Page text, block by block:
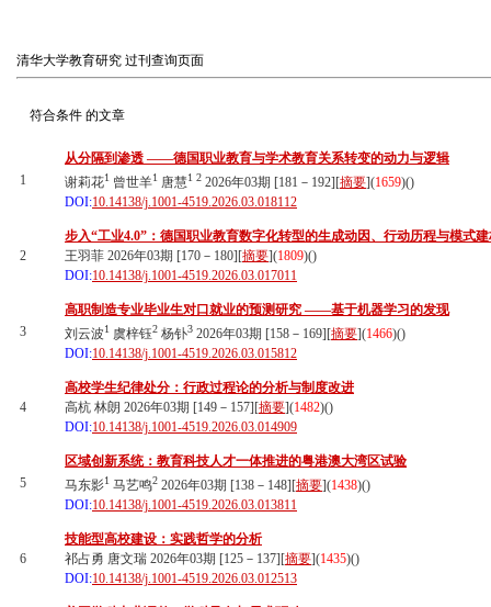
清华大学教育研究 过刊查询页面
符合条件 的文章
1
从分隔到渗透 ——德国职业教育与学术教育关系转变的动力与逻辑
谢莉花1 曾世羊1 唐慧1 2 2026年03期 [181－192][摘要](1659)()
DOI:10.14138/j.1001-4519.2026.03.018112
2
步入“工业4.0”：德国职业教育数字化转型的生成动因、行动历程与模式
王羽菲 2026年03期 [170－180][摘要](1809)()
DOI:10.14138/j.1001-4519.2026.03.017011
3
高职制造专业毕业生对口就业的预测研究 ——基于机器学习的发现
刘云波1 虞梓钰2 杨钋3 2026年03期 [158－169][摘要](1466)()
DOI:10.14138/j.1001-4519.2026.03.015812
4
高校学生纪律处分：行政过程论的分析与制度改进
高杭 林朗 2026年03期 [149－157][摘要](1482)()
DOI:10.14138/j.1001-4519.2026.03.014909
5
区域创新系统：教育科技人才一体推进的粤港澳大湾区试验
马东影1 马艺鸣2 2026年03期 [138－148][摘要](1438)()
DOI:10.14138/j.1001-4519.2026.03.013811
6
技能型高校建设：实践哲学的分析
祁占勇 唐文瑞 2026年03期 [125－137][摘要](1435)()
DOI:10.14138/j.1001-4519.2026.03.012513